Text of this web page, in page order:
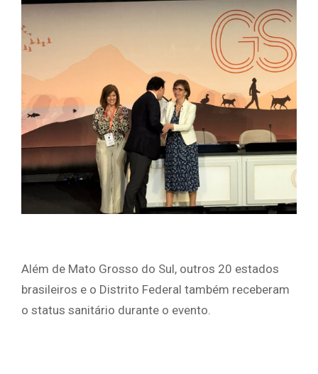
Além de Mato Grosso do Sul, outros 20 estados
brasileiros e o Distrito Federal também receberam
o status sanitário durante o evento.